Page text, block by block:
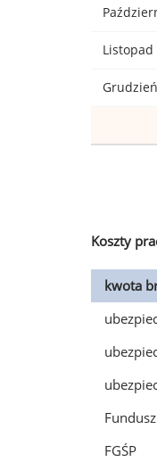
Listopad
Grudzień
Koszty
kwota
FGŚP